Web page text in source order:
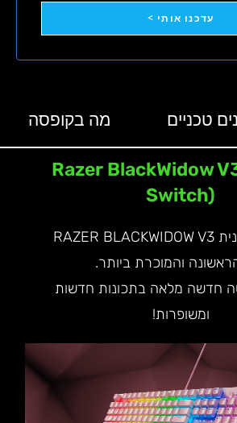
עדכנו אותי >
טכניים מה בקופסה
Razer BlackWidow
Switch)
מקלדת מכאנית RAZER BLACKWIDOW V3
חדשה מלאה בתכונות חדשות
ומשופרות!